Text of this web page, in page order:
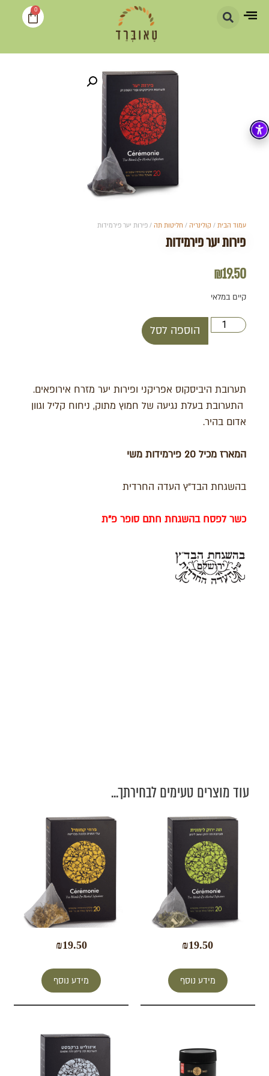
0
עמוד הבית / קולינריה /חליטות תה / פירות יער פירמידות
פירות יער פירמידות
₪19.50
קיים במלאי
הוספה לסל
תערובת היביסקוס אפריקני ופירות יער מזרח אירופאים.
התערובת בעלת נגיעה של חמוץ מתוק, ניחוח קליל וגוון
אדום בהיר.
המארז מכיל 20 פירמידות משי
בהשגחת הבד"ץ העדה החרדית
כשר לפסח בהשגחת חתם סופר פ"ת
עוד מוצרים טעימים לבחירתך...
₪19.50
מידע נוסף
₪19.50
מידע נוסף